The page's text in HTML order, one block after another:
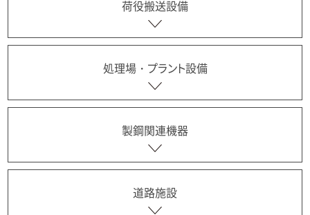
荷役搬送設備
処理場・プラント設備
製鋼関連機器
道路施設